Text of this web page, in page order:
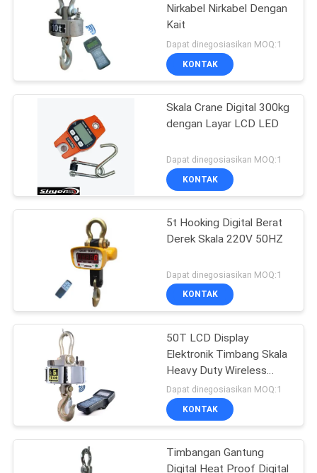
Nirkabel Nirkabel Dengan
Kait
Dapat dinegosiasikan MOQ:1
KONTAK
Skala Crane Digital 300kg
dengan Layar LCD LED
Dapat dinegosiasikan MOQ:1
KONTAK
5t Hooking Digital Berat
Derek Skala 220V 50HZ
Dapat dinegosiasikan MOQ:1
KONTAK
50T LCD Display
Elektronik Timbang Skala
Heavy Duty Wireless
Crane
Dapat dinegosiasikan MOQ:1
KONTAK
Timbangan Gantung
Digital Heat Proof Digital